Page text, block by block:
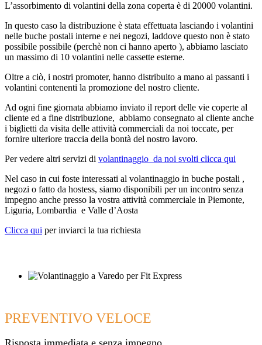
L’assorbimento di volantini della zona coperta è di 20000 volantini.
In questo caso la distribuzione è stata effettuata lasciando i volantini
nelle buche postali interne e nei negozi, laddove questo non è stato
possibile possibile (perchè non ci hanno aperto ), abbiamo lasciato
un massimo di 10 volantini nelle cassette esterne.
Oltre a ciò, i nostri promoter, hanno distribuito a mano ai passanti i
volantini contenenti la promozione del nostro cliente.
Ad ogni fine giornata abbiamo inviato il report delle vie coperte al
cliente ed a fine distribuzione, abbiamo consegnato al cliente anche
i biglietti da visita delle attività commerciali da noi toccate, per
fornire ulteriore traccia della bontà del nostro lavoro.
Per vedere altri servizi di volantinaggio da noi svolti clicca qui
Nel caso in cui foste interessati al volantinaggio in buche postali ,
negozi o fatto da hostess, siamo disponibili per un incontro senza
impegno anche presso la vostra attività commerciale in Piemonte,
Liguria, Lombardia e Valle d’Aosta
Clicca qui per inviarci la tua richiesta
PREVENTIVO VELOCE